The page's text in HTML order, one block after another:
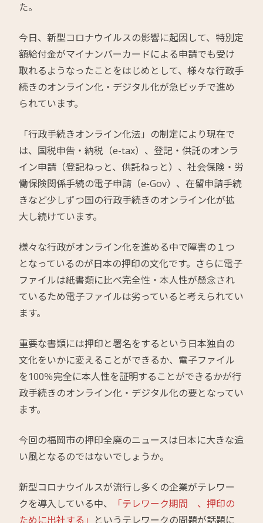
た。
今日、新型コロナウイルスの影響に起因して、特別定
額給付金がマイナンバーカードによる申請でも受け
取れるようなったことをはじめとして、様々な行政手
続きのオンライン化・デジタル化が急ピッチで進め
られています。
「行政手続きオンライン化法」の制定により現在で
は、国税申告・納税（e-tax）、登記・供託のオンラ
イン申請（登記ねっと、供託ねっと）、社会保険・労
働保険関係手続の電子申請（e-Gov）、在留申請手続
きなど少しずつ国の行政手続きのオンライン化が拡
大し続けています。
様々な行政がオンライン化を進める中で障害の１つ
となっているのが日本の押印の文化です。さらに電子
ファイルは紙書類に比べ完全性・本人性が懸念され
ているため電子ファイルは劣っていると考えられてい
ます。
重要な書類には押印と署名をするという日本独自の
文化をいかに変えることができるか、電子ファイル
を100％完全に本人性を証明することができるかが行
政手続きのオンライン化・デジタル化の要となってい
ます。
今回の福岡市の押印全廃のニュースは日本に大きな追
い風となるのではないでしょうか。
新型コロナウイルスが流行し多くの企業がテレワー
クを導入している中、
「テレワーク期間 、押印の
ために出社する」 というテレワークの問題が話題に